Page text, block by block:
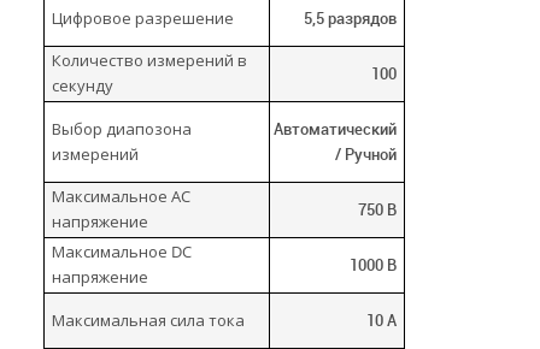
Цифровое разрешение
5,5 разрядов
Количество измерений в
секунду
100
Выбор диапозона
измерений
Автоматический
/ Ручной
Максимальное AC
напряжение
750 В
Максимальное DC
напряжение
1000 В
Максимальная сила тока
10 А